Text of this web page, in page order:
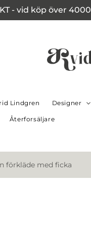
- vid köp över
Lindgren Designer
Återforsäljare
förkläde med ficka